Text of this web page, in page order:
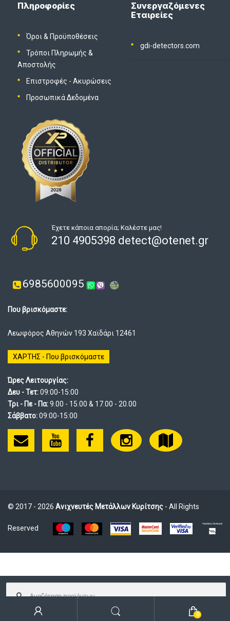
Πληροφορίες
Όροι & Προϋποθέσεις
Τρόποι Πληρωμής &
Αποστολής
Επιστροφές - Ακυρώσεις
Προσωπικά Δεδομένα
Συνεργαζόμενες
Εταιρείες
gdi-detectors.com
Έχετε κάποια απορία; Καλέστε μας!
210 4905398 detect@otenet.gr
6985600095
Που βρισκόμαστε:
Λεωφόρος Αθηνών 193 Χαϊδάρι 12461
ΧΑΡΤΗΣ - Που βρισκόμαστε
Ώρες Λειτουργίας:
Δευ - Τετ:09:00-15:00
Τρι - Πε - Πα:9.00 - 15.00 & 17.00 - 20.00
Σάββατο:09:00-15:00
© 2017 - 2026 Ανιχνευτές Μετάλλων Κυρίτσης - All Rights
Reserved
Αναζήτηση
0